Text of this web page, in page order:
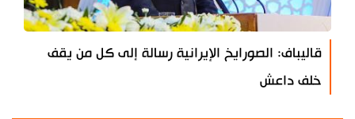
قاليباف: الصورايخ الإيرانية رسالة إلى كل من يقف
خلف داعش